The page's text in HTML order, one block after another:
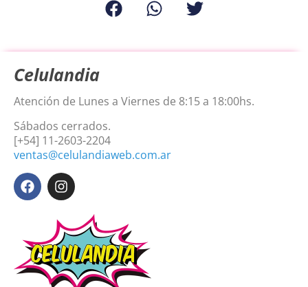
Celulandia
Atención de Lunes a Viernes de 8:15 a 18:00hs.
Sábados cerrados.
[+54] 11-2603-2204
ventas@celulandiaweb.com.ar